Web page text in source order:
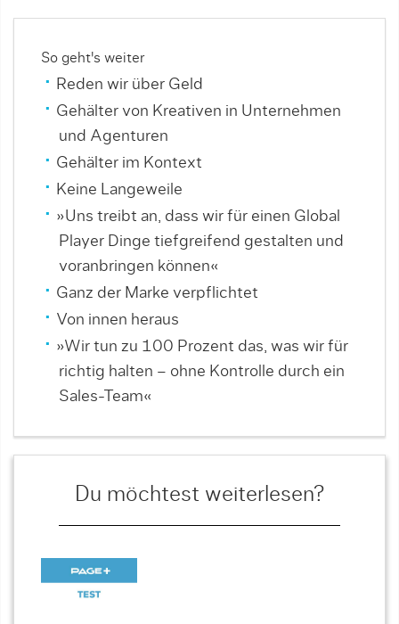
So geht's weiter
Reden wir über Geld
Gehälter von Kreativen in Unternehmen
und Agenturen
Gehälter im Kontext
Keine Langeweile
»Uns treibt an, dass wir für einen Global
Player Dinge tiefgreifend gestalten und
voranbringen können«
Ganz der Marke verpflichtet
Von innen heraus
»Wir tun zu 100 Prozent das, was wir für
richtig halten – ohne Kontrolle durch ein
Sales-Team«
Du möchtest weiterlesen?